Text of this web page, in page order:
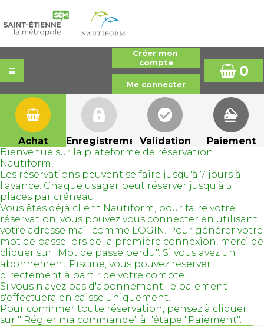
0
Achat EnregistrementValidation
Paiement
Bienvenue sur la plateforme de réservation
Nautiform,
Les réservations peuvent se faire jusqu'à 7 jours à
l'avance. Chaque usager peut réserver jusqu'à 5
places par créneau.
Vous êtes déjà client Nautiform, pour faire votre
réservation, vous pouvez vous connecter en utilisant
votre adresse mail comme LOGIN. Pour générer votre
mot de passe lors de la première connexion, merci de
cliquer sur "Mot de passe perdu". Si vous avez un
abonnement Piscine, vous pouvez réserver
directement à partir de votre compte.
Si vous n'avez pas d'abonnement, le paiement
s'effectuera en caisse uniquement.
Pour confirmer toute réservation, pensez à cliquer
sur " Régler ma commande" à l'étape "Paiement".